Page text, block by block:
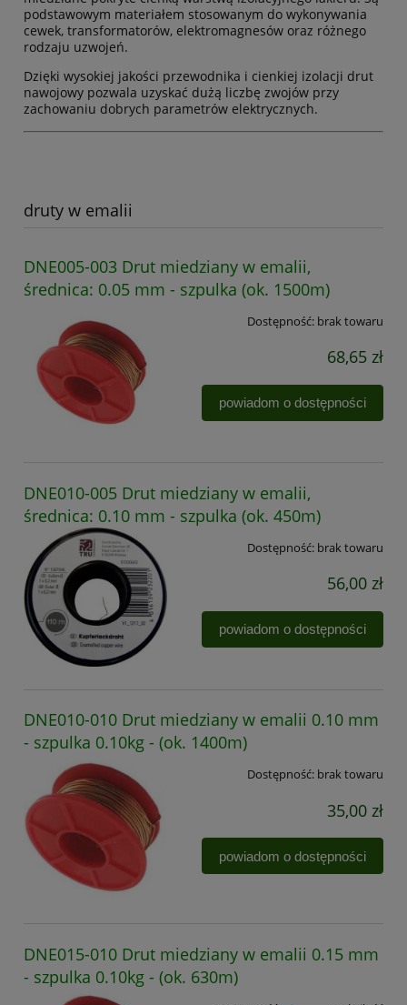
podstawowym materiałem stosowanym do wykonywania
cewek, transformatorów, elektromagnesów oraz różnego
rodzaju uzwojeń.
Dzięki wysokiej jakości przewodnika i cienkiej izolacji drut
nawojowy pozwala uzyskać dużą liczbę zwojów przy
zachowaniu dobrych parametrów elektrycznych.
druty w emalii
DNE005-003 Drut miedziany w emalii,
średnica: 0.05 mm - szpulka (ok. 1500m)
Dostępność: brak towaru
68,65 zł
powiadom o dostępności
DNE010-005 Drut miedziany w emalii,
średnica: 0.10 mm - szpulka (ok. 450m)
Dostępność: brak towaru
56,00 zł
powiadom o dostępności
DNE010-010 Drut miedziany w emalii 0.10 mm
- szpulka 0.10kg - (ok. 1400m)
Dostępność: brak towaru
35,00 zł
powiadom o dostępności
DNE015-010 Drut miedziany w emalii 0.15 mm
- szpulka 0.10kg - (ok. 630m)